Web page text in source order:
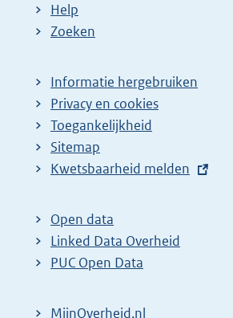
Help
Zoeken
Informatie hergebruiken
Privacy en cookies
Toegankelijkheid
Sitemap
E
t
e
r
Kwetsbaarheid melden
Open data
Linked Data Overheid
PUC Open Data
MijnOverheid.nl